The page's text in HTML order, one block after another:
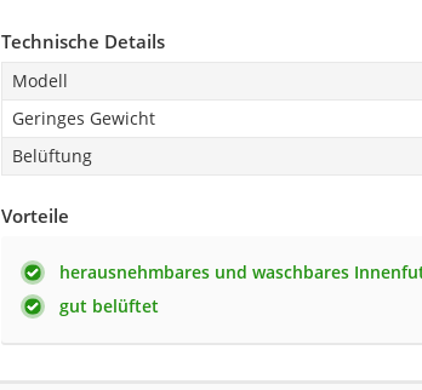
Technische Details
Modell
Geringes Gewicht
Belüftung
Vorteile
herausnehmbares und waschbares
gut belüftet